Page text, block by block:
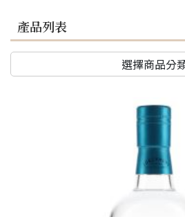
產品列表
選擇商品分